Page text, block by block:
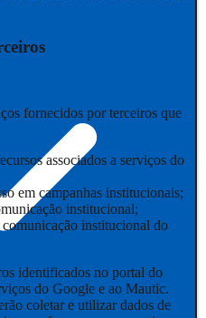
fornecidos por terceiros que
associados a serviços do
em campanhas institucionais;
institucional;
institucional do
identificados no portal do
do Google e ao Mautic.
coletar e utilizar dados de